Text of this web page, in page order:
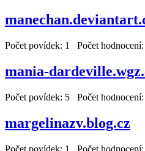
Počet povídek: 1 Počet
mania-
Počet povídek: 5 Počet
margelinazv.blog.cz
Počet povídek: 1 Počet